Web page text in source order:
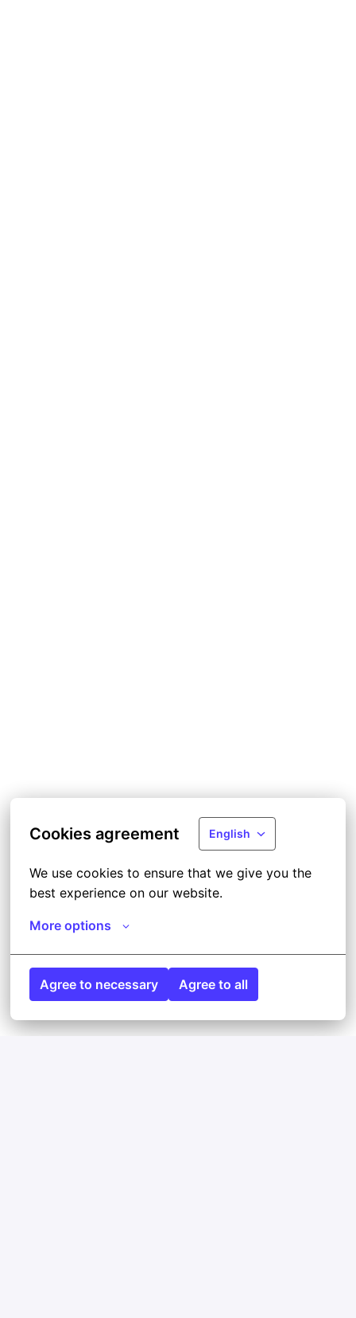
Cookies agreement English
We use cookies to ensure that we give you the
best experience on our website.
More options
Agree to necessary Agree to all